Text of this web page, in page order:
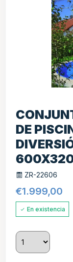
DE
ZR-22606
€1.999,00
En existencia